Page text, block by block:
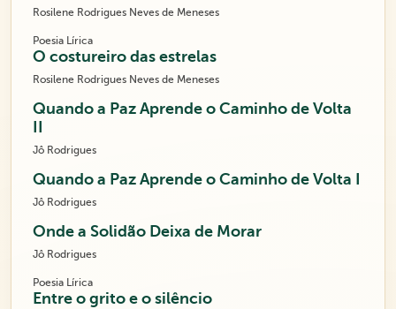
Rosilene Rodrigues Neves de Meneses
Poesia Lírica
O costureiro das estrelas
Rosilene Rodrigues Neves de Meneses
Quando a Paz Aprende o Caminho de Volta
Jô Rodrigues
Quando a Paz Aprende o Caminho de Volta I
Jô Rodrigues
Onde a Solidão Deixa de Morar
Jô Rodrigues
Poesia Lírica
Entre o grito e o silêncio